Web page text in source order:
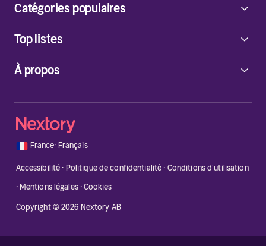
À propos
Catégories populaires
Top listes
🇫🇷 France· Français
Accessibilité · Politique de confidentialité · Conditions d'utilisation
·Mentions légales·Cookies
Copyright © 2026 Nextory AB